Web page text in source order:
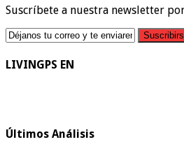
Suscríbete a nuestra newsletter
LIVINGPS EN
Últimos Análisis